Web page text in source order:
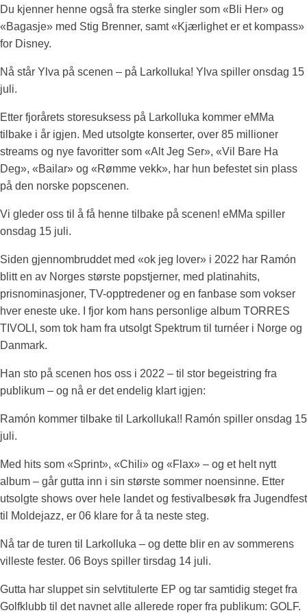
Du kjenner henne også fra sterke singler som «Bli Her» og
«Bagasje» med Stig Brenner, samt «Kjærlighet er et kompass»
for Disney.
Nå står Ylva på scenen – på Larkolluka! Ylva spiller onsdag 15
juli.
Etter fjorårets storesuksess på Larkolluka kommer eMMa
tilbake i år igjen. Med utsolgte konserter, over 85 millioner
streams og nye favoritter som «Alt Jeg Ser», «Vil Bare Ha
Deg», «Bailar» og «Rømme vekk», har hun befestet sin plass
på den norske popscenen.
Vi gleder oss til å få henne tilbake på scenen! eMMa spiller
onsdag 15 juli.
Siden gjennombruddet med «ok jeg lover» i 2022 har Ramón
blitt en av Norges største popstjerner, med platinahits,
prisnominasjoner, TV-opptredener og en fanbase som vokser
hver eneste uke. I fjor kom hans personlige album TORRES
TIVOLI, som tok ham fra utsolgt Spektrum til turnéer i Norge og
Danmark.
Han sto på scenen hos oss i 2022 – til stor begeistring fra
publikum – og nå er det endelig klart igjen:
Ramón kommer tilbake til Larkolluka!! Ramón spiller onsdag 15
juli.
Med hits som «Sprint», «Chili» og «Flax» – og et helt nytt
album – går gutta inn i sin største sommer noensinne. Etter
utsolgte shows over hele landet og festivalbesøk fra Jugendfest
til Moldejazz, er 06 klare for å ta neste steg.
Nå tar de turen til Larkolluka – og dette blir en av sommerens
villeste fester. 06 Boys spiller tirsdag 14 juli.
Gutta har sluppet sin selvtitulerte EP og tar samtidig steget fra
Golfklubb til det navnet alle allerede roper fra publikum: GOLF.